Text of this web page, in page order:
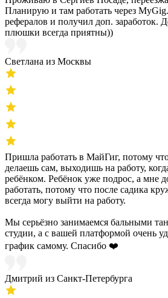
Планирую и там работать через
рефералов и получил доп. заработок.
плюшки всегда приятны))
Светлана из Москвы
Пришла работать в МайГиг, потому
делаешь сам, выходишь на работу,
ребёнком. Ребёнок уже подрос, а мне
работать, потому что после садика
всегда могу выйти на работу.
Мы серьёзно занимаемся бальными
студии, а с вашей платформой очень
график самому. Спасибо ❤️
Дмитрий из Санкт-Петербурга